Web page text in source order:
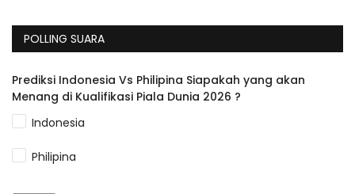
POLLING SUARA
Prediksi Indonesia Vs Philipina Siapakah yang akan
Menang di Kualifikasi Piala Dunia 2026 ?
Indonesia
Philipina